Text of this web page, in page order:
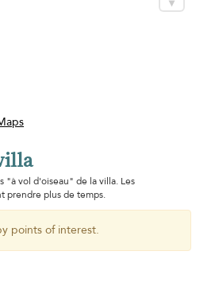
"à vol d'oiseau" de la villa. Les
prendre plus de temps.
points of interest.